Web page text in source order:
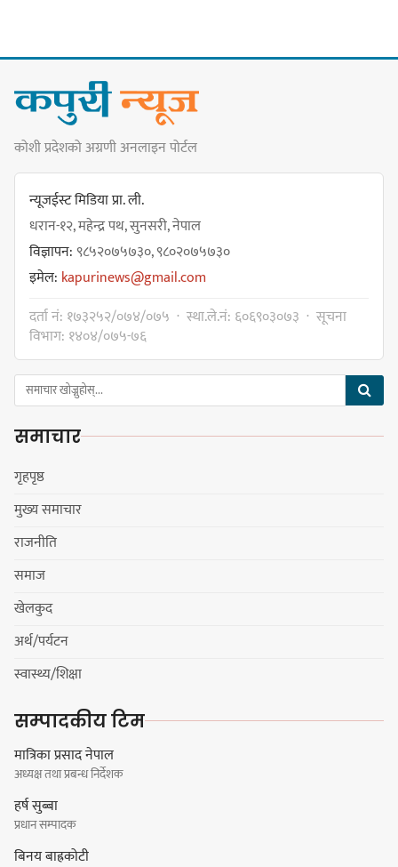
सन्धिका लागि विशेष समिति गठन गर्न
प्रधानमन्त्रीसँग आग्रह : कुमार लिङ्देन
कार्यवाहक प्रमुख बेघालाई अश्लील शब्द
नगरसभा रोकियो
प्रदेश अधिकार विहीन भएकोले सरकार
फेरबदल गर्न दलहरूलाई अस्थिरताको
सङ्खुवासभामा सिलिचोङ स्वास्थ्य
कोशी प्रदेशको अग्रणी अनलाइन पोर्टल
न्यूजईस्ट मिडिया प्रा. ली.
धरान-१२, महेन्द्र पथ, सुनसरी, नेपाल
विज्ञापन:९८५२०७५७३०, ९८०२०७५७३०
इमेल: kapurinews@gmail.com
दर्ता नं: १७३२५२/०७४/०७५ · स्था.ले.नं: ६०६९०३०७३ · सूचना
विभाग: १४०४/०७५-७६
समाचार
गृहपृष्ठ
मुख्य समाचार
राजनीति
समाज
खेलकुद
अर्थ/पर्यटन
स्वास्थ्य/शिक्षा
सम्पादकीय टिम
मात्रिका प्रसाद नेपाल
अध्यक्ष तथा प्रबन्ध निर्देशक
हर्ष सुब्बा
प्रधान सम्पादक
बिनय बाह्रकोटी